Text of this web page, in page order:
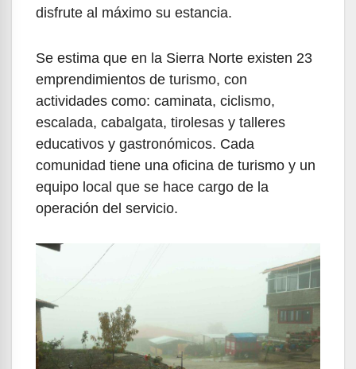
disfrute al máximo su estancia.
Se estima que en la Sierra Norte existen 23
emprendimientos de turismo, con
actividades como: caminata, ciclismo,
escalada, cabalgata, tirolesas y talleres
educativos y gastronómicos. Cada
comunidad tiene una oficina de turismo y un
equipo local que se hace cargo de la
operación del servicio.